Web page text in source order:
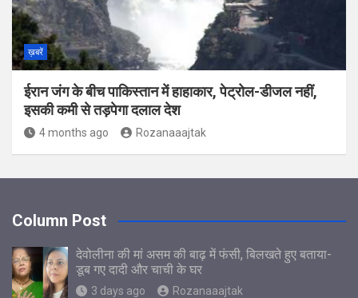
ख़बरें
ईरान जंग के बीच पाकिस्‍तान में हाहाकार, पेट्रोल-डीजल नहीं,
इसकी कमी से तड़पेगा दलाल देश
4 months ago Rozanaaajtak
Column Post
देवोलीना की मां असम की बाढ़ में फंसी, बिलखते हुए बताया-
डूब गए दादी और चाची के घर
3 days ago Rozanaaajtak